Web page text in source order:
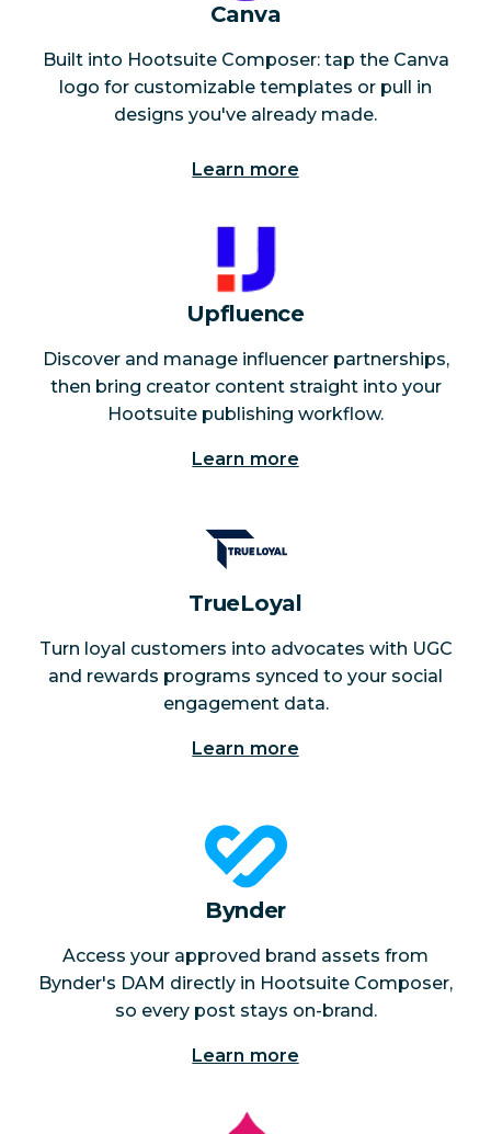
Canva
Built into Hootsuite Composer: tap the Canva
logo for customizable templates or pull in
designs you've already made.
Learn more
Upfluence
Discover and manage influencer partnerships,
then bring creator content straight into your
Hootsuite publishing workflow.
Learn more
TrueLoyal
Turn loyal customers into advocates with UGC
and rewards programs synced to your social
engagement data.
Learn more
Bynder
Access your approved brand assets from
Bynder's DAM directly in Hootsuite Composer,
so every post stays on-brand.
Learn more